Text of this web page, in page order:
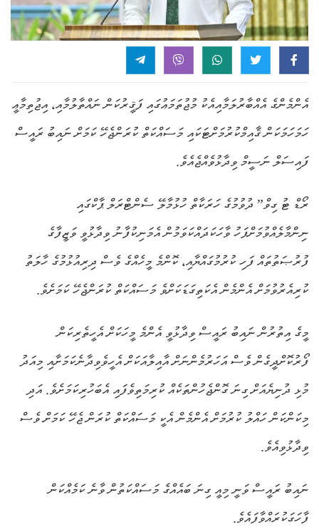
އެންމެންގެ އެއްބާރުލަމާއިއެކު މުޖުތަމަޢުގައި ފަޤީރުކަން ނައްތާލުމާއި، އިޖުތިމާޢީ
ހަމަހަމަކަން ޤާއިމްކުރުމަށްޓަކައި މަސައްކަތް ކުރަންޖެހޭ ކަމަށް ނައިބު ރައީސް
ފައިސަލް ނަސީމް ވިދާޅުވެއްޖެއެވެ.
ރޯޑް ޓު ގިވް” ދުވުމުގެ ހަރަކާތް ހުޅުމާލޭ ސެންޓްރަލް ޕާކްގައި
ނިންމާލެއްވުމަށްފަހު ވާހަކަދައްކަވަމުން އެމަނިކުފާނު ވިދާޅުވީ ވަޒީފާގެ
ފުރުޞަތުތައް ފަހި ކުރުމުގައްޔާއި، ކޮންމެ މީހެއްގެ ވެސް ދިރިއުޅުމުގެ ހާލަތު
ކުރިއެރުވުމަށް އެންމެން އެކަތިގަޑަކަށްވެ މަސައްކަތް ކުރަންޖެހޭ ކަމަށެވެ.
މީގެ އިތުރުން ނައިބު ރައީސް ވިދާޅުވީ އެންމެ މީހަކަށް އެހީތެރިކަން
ފޯރުކޮށްދީގެން ވެސް އަހަރުމެންނަށް އާއިލާއަކަށް އެހީވެވިދާނެކަމަށާއި މިއަދު
މުޅި ދުނިޔެއަށް ގިނަ ގޮންޖެހުންތަކެއް ކުރިމަތިވެފައި އެބަހުރިކަމަށެވެ. އަދި
މިކަންކަން ހައްލު ކުރުމަށް އެންމެން އެކީ މަސައްކަތް ކުރަން ޖެހޭ ކަމަށް ވެސް
ވިދާޅުވިއެވެ.
ނައިބު ރައީސް ވަނީ މިއީ ގިނަ ބައެއްގެ މަސައްކަތުން ވާނެ ކަމެއްކަން
ފާހަގަކުރައްވާފައެވެ.